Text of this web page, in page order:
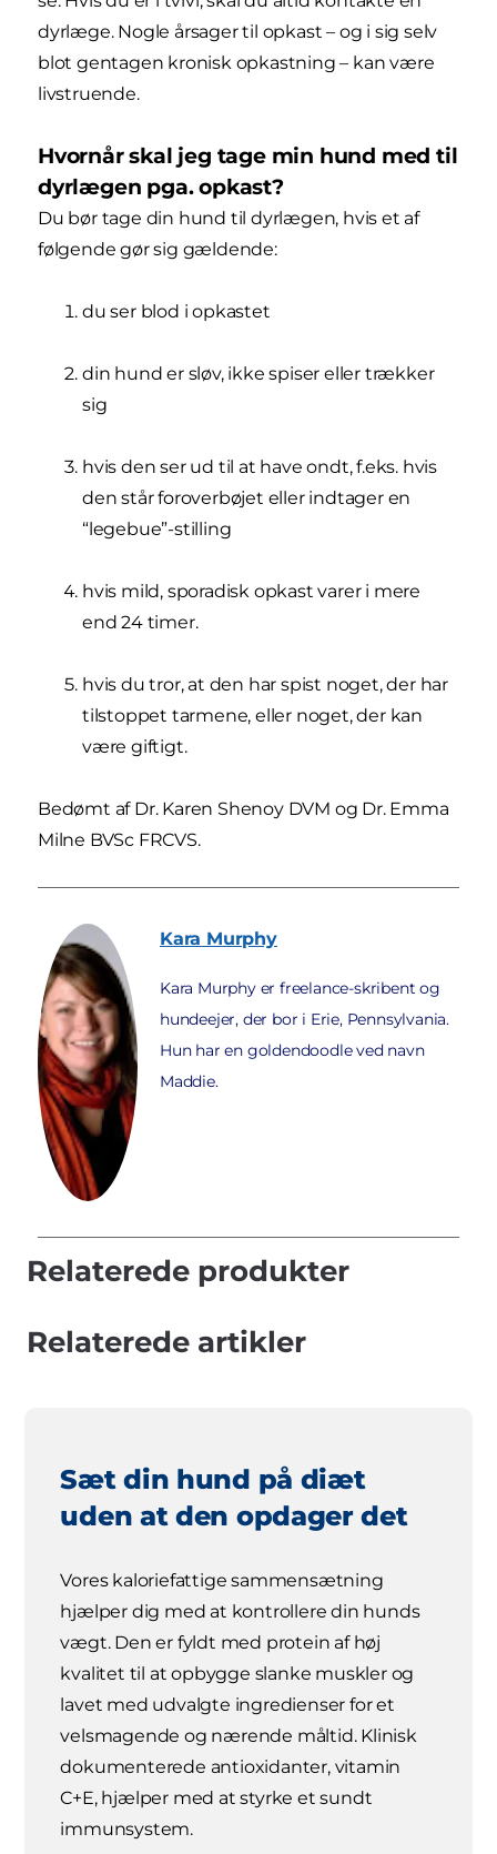
dyrlæge. Nogle årsager til opkast – og i sig selv
blot gentagen kronisk opkastning – kan være
livstruende.
Hvornår skal jeg tage min hund med til
dyrlægen pga. opkast?
Du bør tage din hund til dyrlægen, hvis et af
følgende gør sig gældende:
du ser blod i opkastet
din hund er sløv, ikke spiser eller trækker
sig
hvis den ser ud til at have ondt, f.eks. hvis
den står foroverbøjet eller indtager en
“legebue”-stilling
hvis mild, sporadisk opkast varer i mere
end 24 timer.
hvis du tror, at den har spist noget, der har
tilstoppet tarmene, eller noget, der kan
være giftigt.
Bedømt af Dr. Karen Shenoy DVM og Dr. Emma
Milne BVSc FRCVS.
Kara Murphy
Kara Murphy er freelance-skribent og
hundeejer, der bor i Erie, Pennsylvania.
Hun har en goldendoodle ved navn
Maddie.
Relaterede produkter
Relaterede artikler
Sæt din hund på diæt
uden at den opdager det
Vores kaloriefattige sammensætning
hjælper dig med at kontrollere din hunds
vægt. Den er fyldt med protein af høj
kvalitet til at opbygge slanke muskler og
lavet med udvalgte ingredienser for et
velsmagende og nærende måltid. Klinisk
dokumenterede antioxidanter, vitamin
C+E, hjælper med at styrke et sundt
immunsystem.